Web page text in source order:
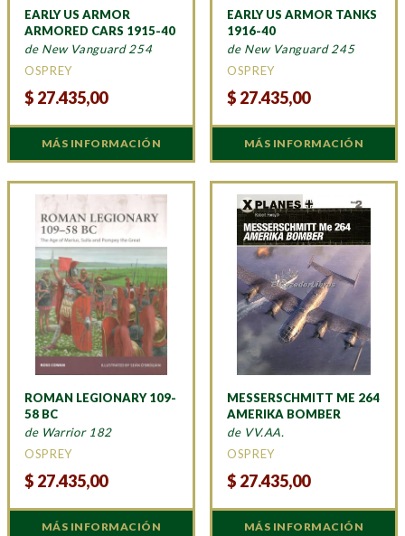
EARLY US ARMOR
ARMORED CARS 1915-40
de New Vanguard 254
OSPREY
$ 27.435,00
MÁS INFORMACIÓN
EARLY US ARMOR TANKS
1916-40
de New Vanguard 245
OSPREY
$ 27.435,00
MÁS INFORMACIÓN
ROMAN LEGIONARY 109-
58 BC
de Warrior 182
OSPREY
$ 27.435,00
MÁS INFORMACIÓN
MESSERSCHMITT ME 264
AMERIKA BOMBER
de VV.AA.
OSPREY
$ 27.435,00
MÁS INFORMACIÓN